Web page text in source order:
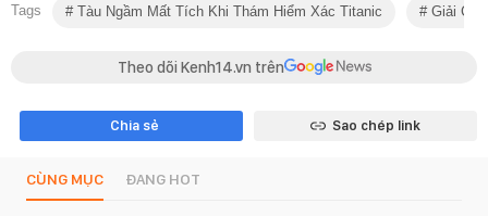
Tags Tàu Ngầm Mất Tích Khi Thám Hiểm Xác Titanic Giải Cứu
Theo dõi Kenh14.vn trên
Chia sẻ Sao chép link
CÙNG MỤC ĐANG HOT